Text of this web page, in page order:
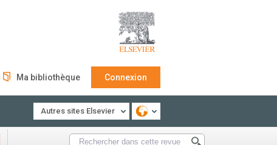
Ma bibliothèque Connexion
Autres sites Elsevier